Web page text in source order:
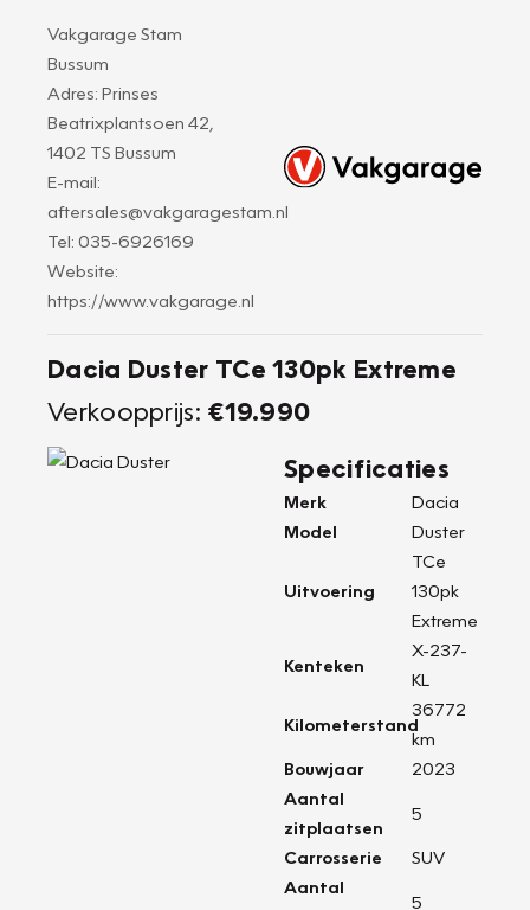
Vakgarage Stam
Bussum
Adres: Prinses
Beatrixplantsoen 42,
1402 TS Bussum
E-mail:
aftersales@vakgaragestam.nl
Tel: 035-6926169
Website:
https://www.vakgarage.nl
Dacia Duster TCe 130pk Extreme
Verkoopprijs: €19.990
Specificaties
Merk
Dacia
Model
Duster
Uitvoering
TCe
130pk
Extreme
Kenteken
X-237-
KL
Kilometerstand
36772
km
Bouwjaar
2023
Aantal
zitplaatsen
5
Carrosserie
SUV
Aantal
5